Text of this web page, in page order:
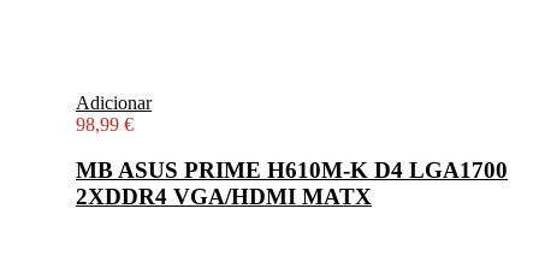
Adicionar
98,99 €
MB ASUS PRIME H610M-K D4 LGA1700
2XDDR4 VGA/HDMI MATX